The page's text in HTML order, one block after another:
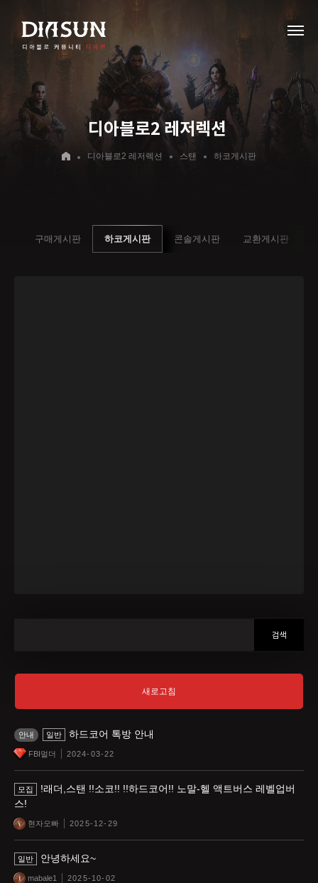
디아블로2 레저렉션
디아블로2 레저렉션 스탠 하코게시판
구매게시판 하코게시판 콘솔게시판 교환게시판
새로고침
안내 일반 하드코어 톡방 안내
FBI멀더 2024-03-22
모집
!래더,스탠 !!소코!! !!하드코어!! 노말-헬 액트버스 레벨업버
스!
현자오빠 2025-12-29
일반 안녕하세요~
mabale1 2025-10-02